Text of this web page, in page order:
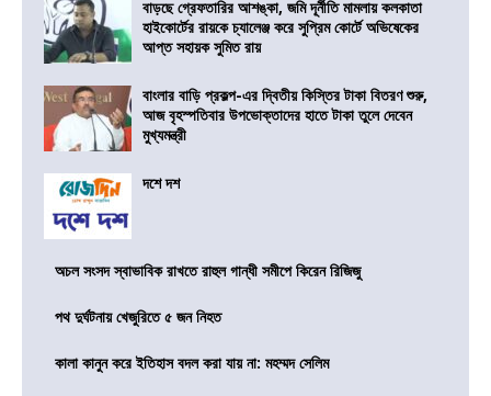
বাড়ছে গ্রেফতারির আশঙ্কা, জমি দূর্নীতি মামলায় কলকাতা
হাইকোর্টের রায়কে চ্যালেঞ্জ করে সুপ্রিম কোর্টে অভিষেকের
আপ্ত সহায়ক সুমিত রায়
বাংলার বাড়ি প্রকল্প-এর দ্বিতীয় কিস্তির টাকা বিতরণ শুরু,
আজ বৃহস্পতিবার উপভোক্তাদের হাতে টাকা তুলে দেবেন
মুখ্যমন্ত্রী
দশে দশ
অচল সংসদ স্বাভাবিক রাখতে রাহুল গান্ধী সমীপে কিরেন রিজিজু
পথ দুর্ঘটনায় খেজুরিতে ৫ জন নিহত
কালা কানুন করে ইতিহাস বদল করা যায় না: মহম্মদ সেলিম